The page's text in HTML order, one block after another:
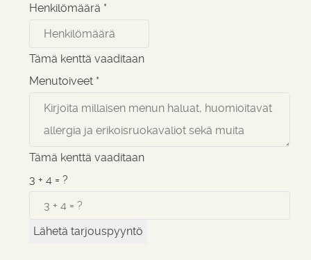
Henkilömäärä *
Tämä kenttä vaaditaan
Menutoiveet *
Tämä kenttä vaaditaan
3 + 4 = ?
Lähetä tarjouspyyntö